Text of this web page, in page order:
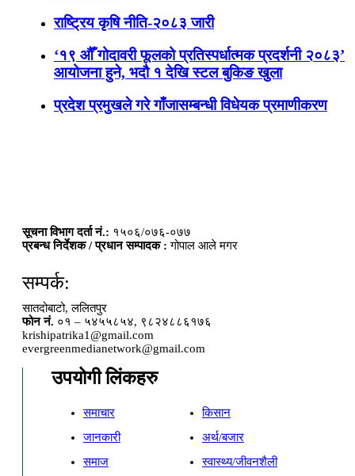
राष्ट्रिय कृषि नीति-२०८३ जारी
‘१९ औँ गोदावरी फूलको प्रतिस्पर्धात्मक प्रदर्शनी २०८३’
आयोजना हुने, भदौ १ देखि स्टल बुकिङ खुला
प्रदेश प्रमुखले गरे गाँजासम्बन्धी विधेयक प्रमाणीकरण
सूचना विभाग दर्ता नं.: १५०६/०७६-०७७
प्रबन्ध निर्देशक / प्रधान सम्पादक : गोपाल आले मगर
सम्पर्क:
सातदोबाटो, ललितपुर
फोन नं. ०१ – ५४५५८५४, ९८२४८८६१७६
krishipatrika1@gmail.com
evergreenmedianetwork@gmail.com
उपयोगी लिंकहरु
समाचार
किसान
जानकारी
अर्थ/बजार
समाज
स्वास्थ्य/जीवनशैली